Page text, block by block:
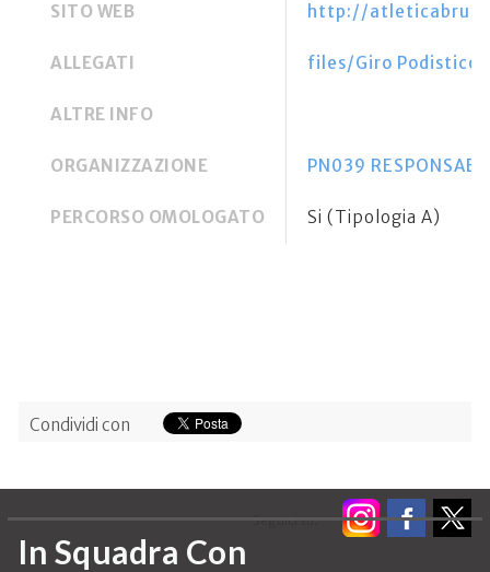
SITO WEB http://
ALLEGATI files/Giro Podistico
ALTRE INFO
ORGANIZZAZIONE PN039
PERCORSO OMOLOGATO Si (Tipologia A)
Condividi con
Seguici su:
In Squadra Con